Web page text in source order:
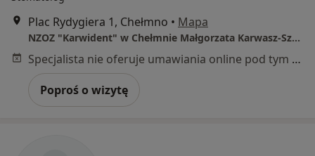
Plac Rydygiera 1, Chełmno • Mapa
NZOZ "Karwident" w Chełmnie Małgorzata Karwasz-Szerszeń
Specjalista nie oferuje umawiania online pod tym adresem.
Poproś o wizytę